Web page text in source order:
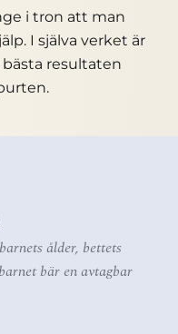
i tron att man
I själva verket är
bästa resultaten
ålder, bettets
bär en avtagbar